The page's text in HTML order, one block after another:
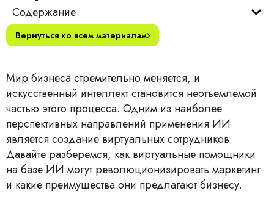
Содержание
Вернуться ко всем материалам
Мир бизнеса стремительно меняется, и
искусственный интеллект становится неотъемлемой
частью этого процесса. Одним из наиболее
перспективных направлений применения ИИ
является создание виртуальных сотрудников.
Давайте разберемся, как виртуальные помощники
на базе ИИ могут революционизировать маркетинг
и какие преимущества они предлагают бизнесу.